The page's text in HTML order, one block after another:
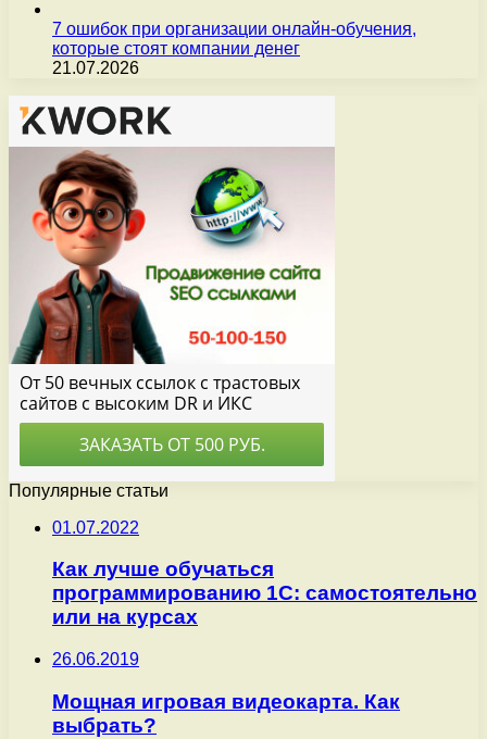
7 ошибок при организации онлайн-обучения,
которые стоят компании денег
21.07.2026
Популярные статьи
01.07.2022
Как лучше обучаться
программированию 1С: самостоятельно
или на курсах
26.06.2019
Мощная игровая видеокарта. Как
выбрать?